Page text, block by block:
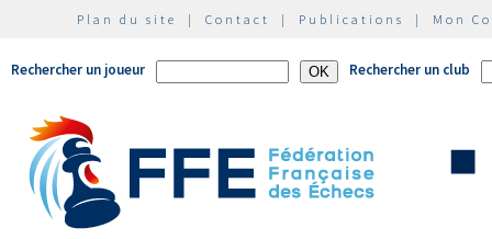
Plan du site | Contact | Publications | Mon
Rechercher un joueur Rechercher un club